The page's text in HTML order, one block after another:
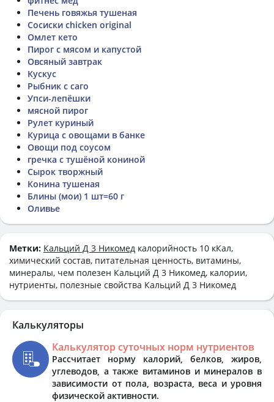
Печень говяжья тушеная
Сосиски chicken original
Омлет кето
Пирог с мясом и капустой
Овсяный завтрак
Кускус
Рыбник с саго
Упси-лепёшки
мясной пирог
Рулет куриный
Курица с овощами в банке
Овощи под соусом
гречка с тушёной кониной
Сырок творжный
Конина тушеная
Блины (мои) 1 шт=60 г
Оливье
Метки: Кальций Д 3 Никомед калорийность 10 кКал,
химический состав, питательная ценность, витамины,
минералы, чем полезен Кальций Д 3 Никомед, калории,
нутриенты, полезные свойства Кальций Д 3 Никомед
Калькуляторы
Калькулятор суточных норм нутриентов
Рассчитает норму калорий, белков, жиров,
углеводов, а также витаминов и минералов в
зависимости от пола, возраста, веса и уровня
физической активности.